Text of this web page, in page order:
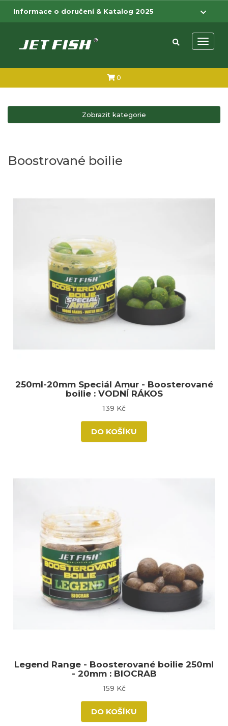
Informace o doručení & Katalog 2025
Otevřít
0
Zobrazit kategorie
Boostrované boilie
250ml-20mm Speciál Amur - Boosterované
boilie : VODNÍ RÁKOS
139 Kč
DO KOŠÍKU
Legend Range - Boosterované boilie 250ml
- 20mm : BIOCRAB
159 Kč
DO KOŠÍKU